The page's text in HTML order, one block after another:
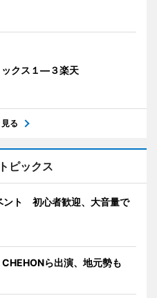
ックス１―３楽天
る
ピックス
ント 初心者歓迎、大音量で
ら出演、地元勢も